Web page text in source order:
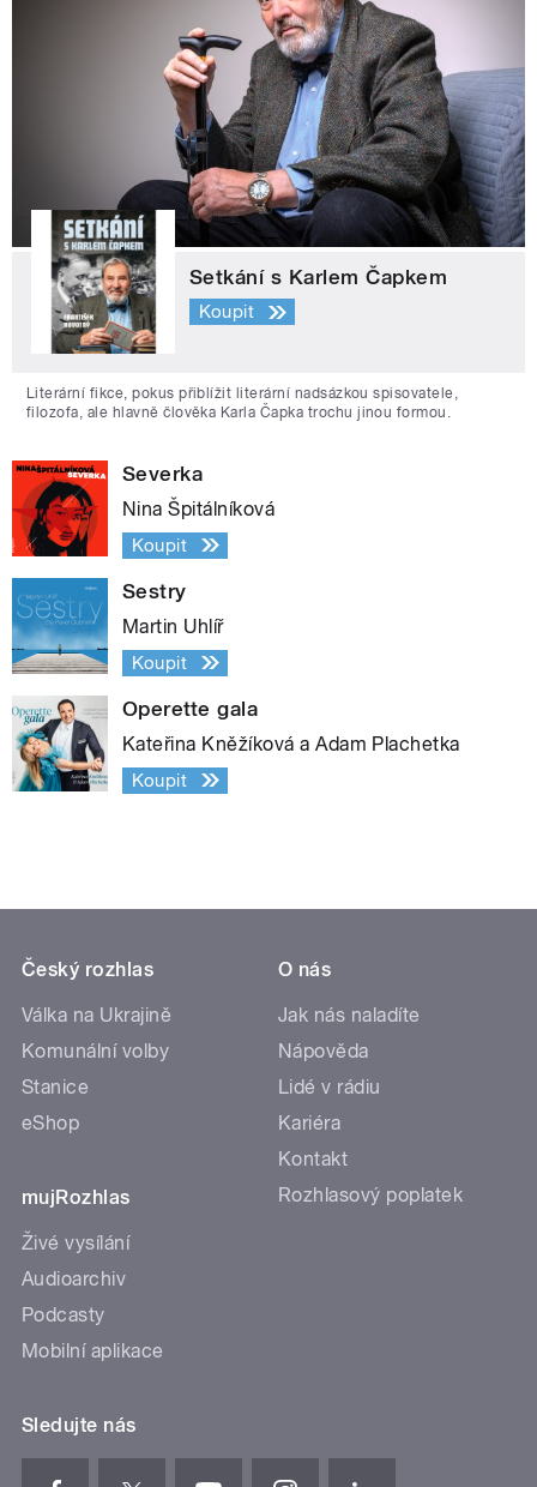
Setkání s Karlem Čapkem
Koupit
Literární fikce, pokus přiblížit literární nadsázkou spisovatele,
filozofa, ale hlavně člověka Karla Čapka trochu jinou formou.
Severka
Nina Špitálníková
Koupit
Sestry
Martin Uhlíř
Koupit
Operette gala
Kateřina Kněžíková a Adam Plachetka
Koupit
Český rozhlas
Válka na Ukrajině
Komunální volby
Stanice
eShop
mujRozhlas
Živé vysílání
Audioarchiv
Podcasty
Mobilní aplikace
O nás
Jak nás naladíte
Nápověda
Lidé v rádiu
Kariéra
Kontakt
Rozhlasový poplatek
Sledujte nás